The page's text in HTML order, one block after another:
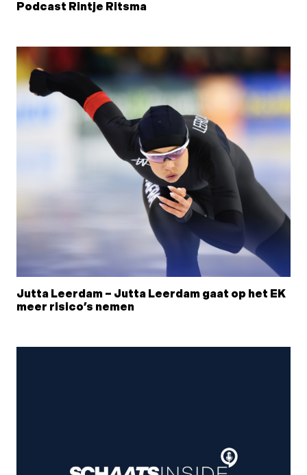
Podcast Rintje Ritsma
Jutta Leerdam – Jutta Leerdam gaat op het EK
meer risico’s nemen